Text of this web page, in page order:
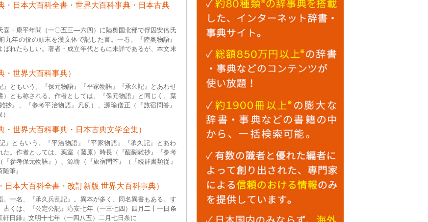
・日本大百科全書・世界大百科事典・日本古典
喜・康平年間（一〇五三―六四）に陸奥国北部で俘囚安倍氏
九年の役の顛末を漢文体で記した書。一巻。『陸奥物語』
ばれたらしい。著者・成立年代ともに未詳であるが、本文末
・世界大百科事典）
』ともいう。『保元物語』『平家物語』『承久記』とあわせ
）とも称される。作者としては、『保元物語』と同じく、葉
抄』、『参考平治物語』凡例）、源瑜僧正（『旅宿問答』
・世界大百科事典・日本古典文学全集）
』ともいう。『平治物語』『平家物語』『承久記』とあわ
た。作者としては、葉室（藤原）時長（『醍醐雑抄』『参考
参考保元物語』）、源瑜（『旅宿問答』（『続群書類従』
筆』
日本大百科全書・改訂新版 世界大百科事典）
。一名、『承久兵乱記』。異本が多く、同名異書もある。す
古くは、『公定公記』応安七年（一三七四）四月二十一日条
軒日録』文明十七年（一四八五）二月七日条に